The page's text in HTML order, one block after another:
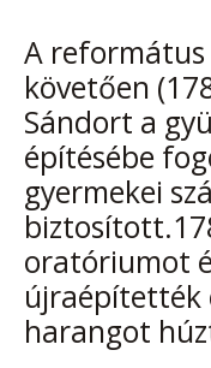
A református
követően
Sándort a
építésébe
gyermekei
oratóriumot
újraépítették
harangot